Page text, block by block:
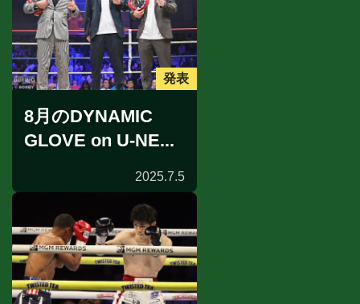
発表
8月のDYNAMIC
GLOVE on U-NE...
2025.7.5